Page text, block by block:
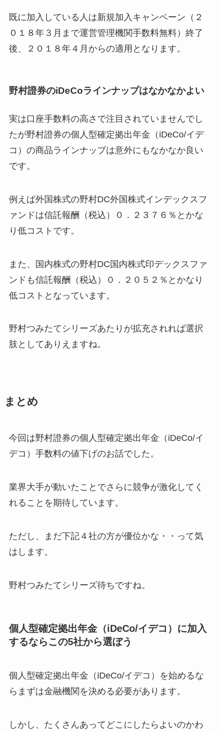
既に加入している人は新規加入キャンペーン（２
０１８年３月まで運営管理機関手数料無料）終了
後、２０１８年４月からの適用となります。
野村證券のiDeCoラインナップはなかなかよい
実は口座手数料の高さで注目されていませんでし
たが野村證券の個人型確定拠出年金（iDeCo/イデ
コ）の商品ラインナップは意外にもなかなか良い
です。
例えば外国株式の野村DC外国株式インデックスフ
ァンドは信託報酬（税込）０．２３７６％とかな
り低コストです。
また、国内株式の野村DC国内株式印デックスファ
ンドも信託報酬（税込）０．２０５２％とかなり
低コストとなっています。
野村つみたてシリーズあたりが拡充されれば選択
肢としてありえますね。
まとめ
今回は野村證券の個人型確定拠出年金（iDeCo/イ
デコ）手数料の値下げのお話でした。
業界大手が動いたことでさらに競争が激化してく
れることを期待しています。
ただし、まだ下記４社の方が優位かな・・って気
はします。
野村つみたてシリーズ待ちですね。
個人型確定拠出年金（iDeCo/イデコ）に加入
するならこの5社から選ぼう
個人型確定拠出年金（iDeCo/イデコ）を始めるな
らまずは金融機関を決める必要があります。
しかし、たくさんあってどこにしたらよいのかわ